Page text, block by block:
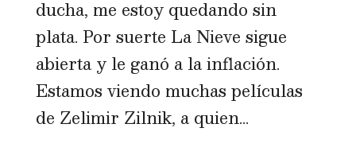
ducha, me estoy quedando sin
plata. Por suerte La Nieve sigue
abierta y le ganó a la inflación.
Estamos viendo muchas películas
de Zelimir Zilnik, a quien...